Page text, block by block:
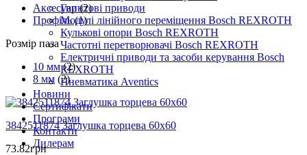
Гвинтові приводи
Модулі лінійного переміщення Bosch REXROTH
Кулькові опори Bosch REXROTH
Частотні перетворювачі Bosch REXROTH
Електричні приводи та засоби керування Bosch
REXROTH
Пневматика Aventics
Новини
Сертифікати
Програми
Контакти
Дилерам
Аксесуар (2)
Профіль (1)
Розмір паза
10 мм (2)
8 мм (2)
3842511874 Заглушка торцева 60х60
73.82грн